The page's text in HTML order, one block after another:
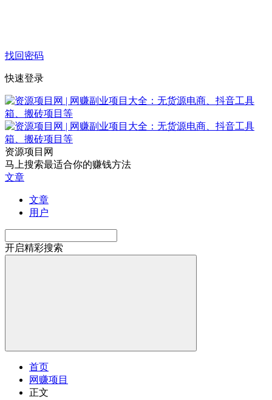
找回密码
快速登录
资源项目网
马上搜索最适合你的赚钱方法
文章
文章
用户
开启精彩搜索
首页
网赚项目
正文